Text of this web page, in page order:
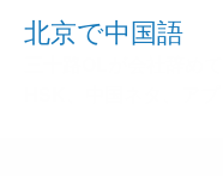
Skip北京で中国語